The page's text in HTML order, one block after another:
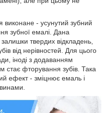
виконане - усунутий зубний
зубної емалі. Дана
твердих відкладень,
від нерівностей. Для цього
іноді з додаванням
стає фторування зубів. Така
ефект - зміцнює емаль і